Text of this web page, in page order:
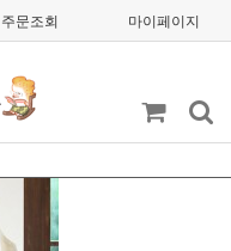
주문조회 마이페이지